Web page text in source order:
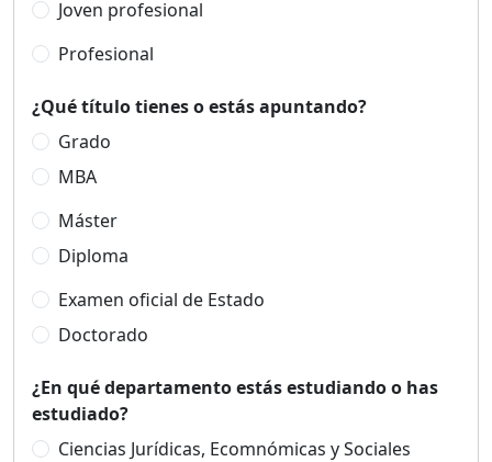
Joven profesional
Profesional
¿Qué título tienes o estás apuntando?
Grado
MBA
Máster
Diploma
Examen oficial de Estado
Doctorado
¿En qué departamento estás estudiando o has
estudiado?
Ciencias Jurídicas, Ecomnómicas y Sociales